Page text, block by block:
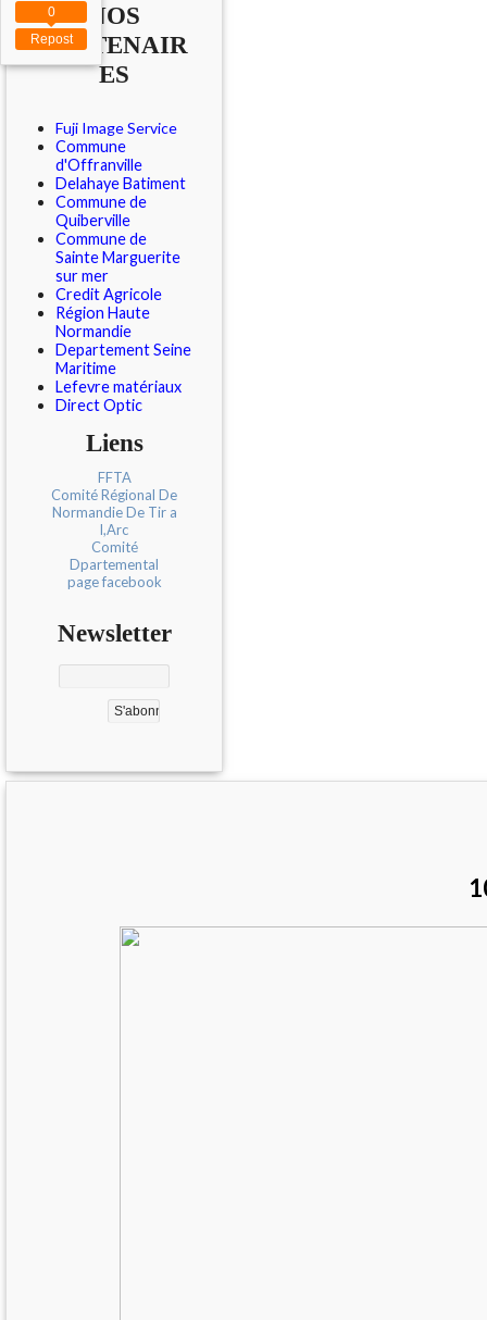
NOS
PARTENAIR
ES
Fuji Image Service
Commune
d'Offranville
Delahaye Batiment
Commune de
Quiberville
Commune de
Sainte Marguerite
sur mer
Credit Agricole
Région Haute
Normandie
Departement Seine
Maritime
Lefevre matériaux
Direct Optic
Liens
FFTA
Comité Régional De
Normandie De Tir a
l,Arc
Comité
Dpartemental
page facebook
Newsletter
Repost
0